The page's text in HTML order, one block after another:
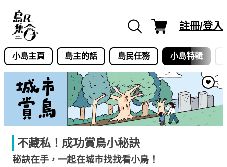
content
註冊/登入
小島主頁 島主的話 島民任務 小島特輯
不藏私！成功賞鳥小秘訣
秘訣在手，一起在城市找找看小鳥！